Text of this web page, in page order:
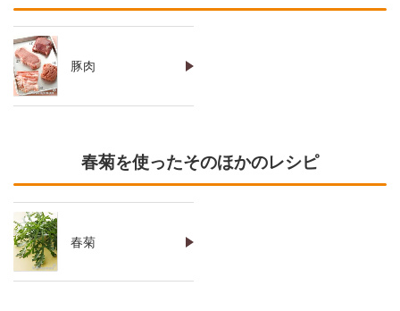
豚肉
春菊を使ったそのほかのレシピ
春菊